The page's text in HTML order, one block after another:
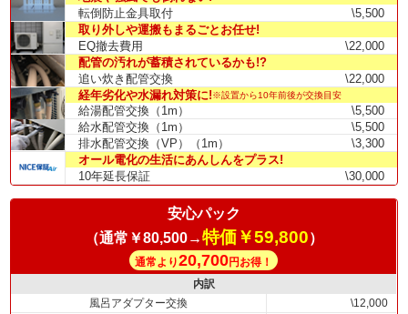
転倒防止金具取付
\5,500
取り外しや運搬もまるごとお任せ!
EQ撤去費用
\22,000
配管の汚れが蓄積されているかも!?
追い炊き配管交換
\22,000
経年劣化や水漏れ対策に!※設置から10年前後が交換目安
給湯配管交換（1m）
\5,500
給水配管交換（1m）
\5,500
排水配管交換（VP）（1m）
\3,300
オール電化の生活にあんしんをプラス!
10年延長保証
\30,000
安心パック
（通常￥80,500→特価￥59,800）
通常より20,700円お得！
内訳
風呂アダプター交換
\12,000